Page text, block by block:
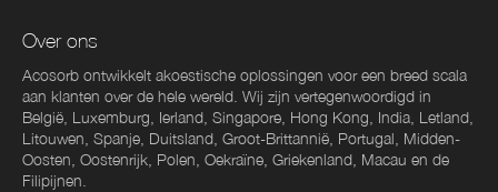
Over ons
Acosorb ontwikkelt akoestische oplossingen voor een breed scala
aan klanten over de hele wereld. Wij zijn vertegenwoordigd in
België, Luxemburg, Ierland, Singapore, Hong Kong, India, Letland,
Litouwen, Spanje, Duitsland, Groot-Brittannië, Portugal, Midden-
Oosten, Oostenrijk, Polen, Oekraïne, Griekenland, Macau en de
Filipijnen.